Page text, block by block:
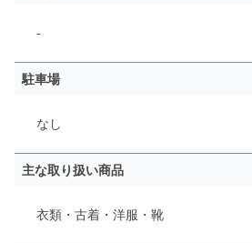
-
駐車場
なし
主な取り扱い商品
衣類・古着・洋服・靴